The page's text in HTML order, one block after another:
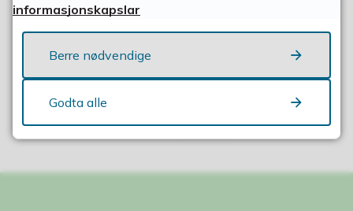
Fann du det du leita etter?
Ja Nei
informasjonskapslar
Berre nødvendige
Godta alle